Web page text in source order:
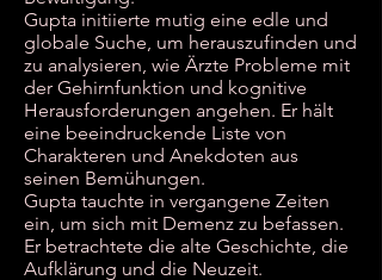
Gupta initiierte mutig eine edle und
globale Suche, um herauszufinden und
zu analysieren, wie Ärzte Probleme mit
der Gehirnfunktion und kognitive
Herausforderungen angehen. Er hält
eine beeindruckende Liste von
Charakteren und Anekdoten aus
seinen Bemühungen.
Gupta tauchte in vergangene Zeiten
ein, um sich mit Demenz zu befassen.
Er betrachtete die alte Geschichte, die
Aufklärung und die Neuzeit.